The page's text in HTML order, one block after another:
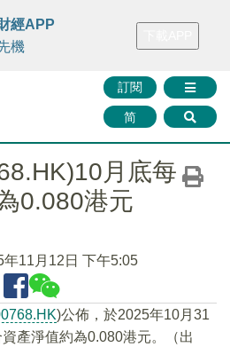
FINMETA 財華證券 媒體矩陣
訂閱
简
經APP
機
月底每
0.080港元
年11月12日 下午5:05
)公佈，於2025年10月31
產淨值約為0.080港元。（出